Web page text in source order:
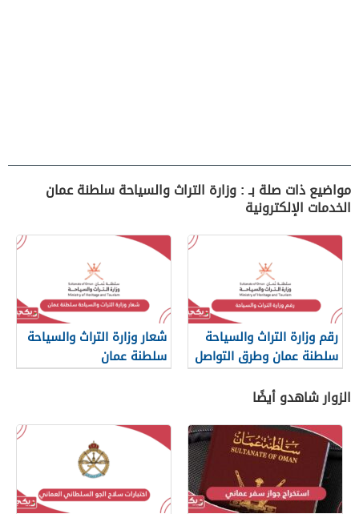
مواضيع ذات صلة بـ : وزارة التراث والسياحة سلطنة عمان
الخدمات الإلكترونية
رقم وزارة التراث والسياحة
سلطنة عمان وطرق التواصل
شعار وزارة التراث والسياحة
سلطنة عمان
الزوار شاهدو أيضًا